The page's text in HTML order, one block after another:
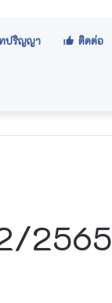
ปริญญา ติดต่อ
2565